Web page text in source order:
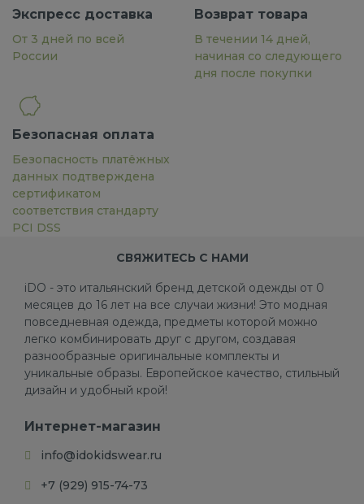
Экспресс доставка
От 3 дней по всей
России
Возврат товара
В течении 14 дней,
начиная со следующего
дня после покупки
Безопасная оплата
Безопасность платёжных
данных подтверждена
сертификатом
соответствия стандарту
PCI DSS
СВЯЖИТЕСЬ С НАМИ
iDO - это итальянский бренд детской одежды от 0
месяцев до 16 лет на все случаи жизни! Это модная
повседневная одежда, предметы которой можно
легко комбинировать друг с другом, создавая
разнообразные оригинальные комплекты и
уникальные образы. Европейское качество, стильный
дизайн и удобный крой!
Интернет-магазин
info@idokidswear.ru
+7 (929) 915-74-73